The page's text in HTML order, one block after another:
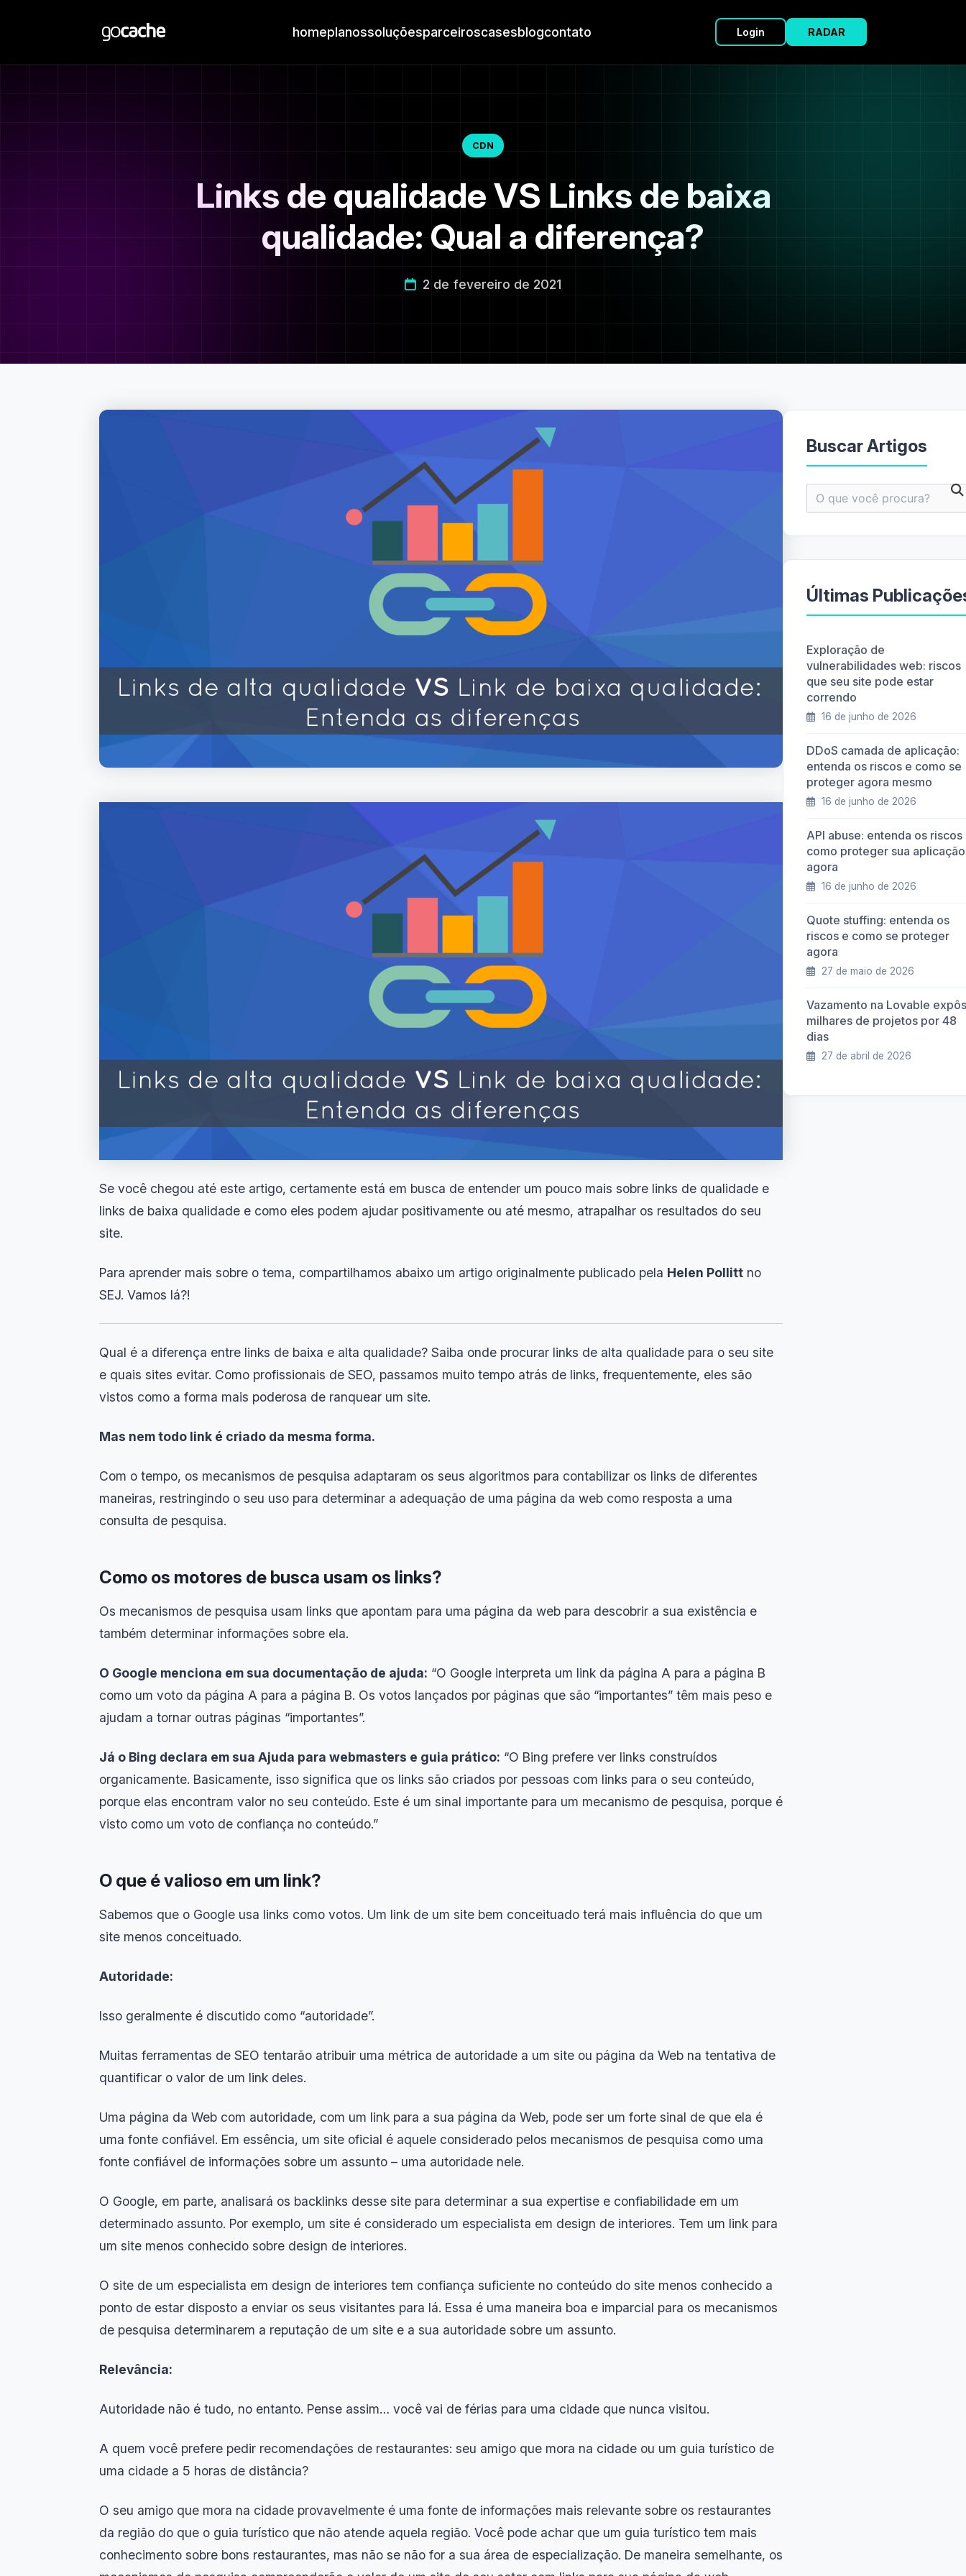
homeplanossoluçõesparceiroscasesblogcontato Login RADAR
CDN
Links de qualidade VS Links de baixa
qualidade: Qual a diferença?
2 de fevereiro de 2021
Se você chegou até este artigo, certamente está em busca de entender um pouco mais sobre links de qualidade e
links de baixa qualidade e como eles podem ajudar positivamente ou até mesmo, atrapalhar os resultados do seu
site.
Para aprender mais sobre o tema, compartilhamos abaixo um artigo originalmente publicado pela Helen Pollitt no
SEJ. Vamos lá?!
Qual é a diferença entre links de baixa e alta qualidade? Saiba onde procurar links de alta qualidade para o seu site
e quais sites evitar. Como profissionais de SEO, passamos muito tempo atrás de links, frequentemente, eles são
vistos como a forma mais poderosa de ranquear um site.
Mas nem todo link é criado da mesma forma.
Com o tempo, os mecanismos de pesquisa adaptaram os seus algoritmos para contabilizar os links de diferentes
maneiras, restringindo o seu uso para determinar a adequação de uma página da web como resposta a uma
consulta de pesquisa.
Como os motores de busca usam os links?
Os mecanismos de pesquisa usam links que apontam para uma página da web para descobrir a sua existência e
também determinar informações sobre ela.
O Google menciona em sua documentação de ajuda: “O Google interpreta um link da página A para a página B
como um voto da página A para a página B. Os votos lançados por páginas que são “importantes” têm mais peso e
ajudam a tornar outras páginas “importantes”.
Já o Bing declara em sua Ajuda para webmasters e guia prático: “O Bing prefere ver links construídos
organicamente. Basicamente, isso significa que os links são criados por pessoas com links para o seu conteúdo,
porque elas encontram valor no seu conteúdo. Este é um sinal importante para um mecanismo de pesquisa, porque é
visto como um voto de confiança no conteúdo.”
O que é valioso em um link?
Sabemos que o Google usa links como votos. Um link de um site bem conceituado terá mais influência do que um
site menos conceituado.
Autoridade:
Isso geralmente é discutido como “autoridade”.
Muitas ferramentas de SEO tentarão atribuir uma métrica de autoridade a um site ou página da Web na tentativa de
quantificar o valor de um link deles.
Uma página da Web com autoridade, com um link para a sua página da Web, pode ser um forte sinal de que ela é
uma fonte confiável. Em essência, um site oficial é aquele considerado pelos mecanismos de pesquisa como uma
fonte confiável de informações sobre um assunto – uma autoridade nele.
O Google, em parte, analisará os backlinks desse site para determinar a sua expertise e confiabilidade em um
determinado assunto. Por exemplo, um site é considerado um especialista em design de interiores. Tem um link para
um site menos conhecido sobre design de interiores.
O site de um especialista em design de interiores tem confiança suficiente no conteúdo do site menos conhecido a
ponto de estar disposto a enviar os seus visitantes para lá. Essa é uma maneira boa e imparcial para os mecanismos
de pesquisa determinarem a reputação de um site e a sua autoridade sobre um assunto.
Relevância:
Autoridade não é tudo, no entanto. Pense assim… você vai de férias para uma cidade que nunca visitou.
A quem você prefere pedir recomendações de restaurantes: seu amigo que mora na cidade ou um guia turístico de
uma cidade a 5 horas de distância?
O seu amigo que mora na cidade provavelmente é uma fonte de informações mais relevante sobre os restaurantes
da região do que o guia turístico que não atende aquela região. Você pode achar que um guia turístico tem mais
conhecimento sobre bons restaurantes, mas não se não for a sua área de especialização. De maneira semelhante, os
Buscar Artigos
por:
Últimas
Exploração de
vulnerabilidades web: riscos
que seu site pode estar
correndo
16 de junho de 2026
DDoS camada de aplicação:
entenda os riscos e como se
proteger agora mesmo
16 de junho de 2026
API abuse: entenda os riscos
como proteger sua aplicação
agora
16 de junho de 2026
Quote stuffing: entenda os
riscos e como se proteger
agora
27 de maio de 2026
Vazamento na Lovable
milhares de projetos por 48
dias
27 de abril de 2026